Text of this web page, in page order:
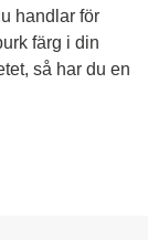
handlar för
färg i din
så har du en